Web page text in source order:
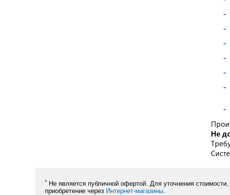
Не
* Не является публичной офертой. Для уточнения
приобретение через Интернет-магазины